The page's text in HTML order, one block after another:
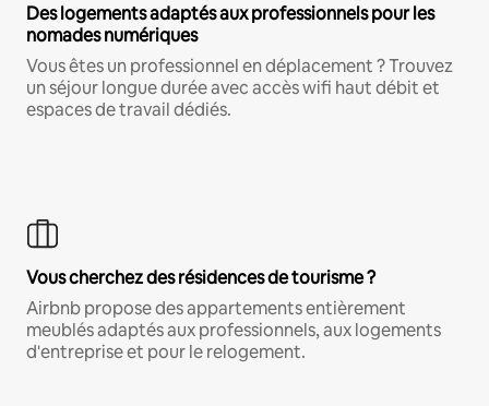
Des logements adaptés aux professionnels pour les
nomades numériques
Vous êtes un professionnel en déplacement ? Trouvez
un séjour longue durée avec accès wifi haut débit et
espaces de travail dédiés.
Vous cherchez des résidences de tourisme ?
Airbnb propose des appartements entièrement
meublés adaptés aux professionnels, aux logements
d'entreprise et pour le relogement.